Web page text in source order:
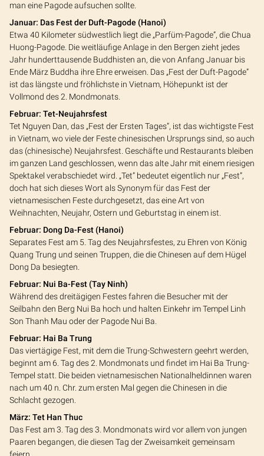
man eine Pagode aufsuchen sollte.
Januar: Das Fest der Duft-Pagode (Hanoi)
Etwa 40 Kilometer südwestlich liegt die „Parfüm-Pagode”, die Chua
Huong-Pagode. Die weitläufige Anlage in den Bergen zieht jedes
Jahr hunderttausende Buddhisten an, die von Anfang Januar bis
Ende März Buddha ihre Ehre erweisen. Das „Fest der Duft-Pagode”
ist das längste und fröhlichste in Vietnam, Höhepunkt ist der
Vollmond des 2. Mondmonats.
Februar: Tet-Neujahrsfest
Tet Nguyen Dan, das „Fest der Ersten Tages”, ist das wichtigste Fest
in Vietnam, wo viele der Feste chinesischen Ursprungs sind, so auch
das (chinesische) Neujahrsfest. Geschäfte und Restaurants bleiben
im ganzen Land geschlossen, wenn das alte Jahr mit einem riesigen
Spektakel verabschiedet wird. „Tet” bedeutet eigentlich nur „Fest”,
doch hat sich dieses Wort als Synonym für das Fest der
vietnamesischen Feste durchgesetzt, das eine Art von
Weihnachten, Neujahr, Ostern und Geburtstag in einem ist.
Februar: Dong Da-Fest (Hanoi)
Separates Fest am 5. Tag des Neujahrsfestes, zu Ehren von König
Quang Trung und seinen Truppen, die die Chinesen auf dem Hügel
Dong Da besiegten.
Februar: Nui Ba-Fest (Tay Ninh)
Während des dreitägigen Festes fahren die Besucher mit der
Seilbahn den Berg Nui Ba hoch und halten Einkehr im Tempel Linh
Son Thanh Mau oder der Pagode Nui Ba.
Februar: Hai Ba Trung
Das viertägige Fest, mit dem die Trung-Schwestern geehrt werden,
beginnt am 6. Tag des 2. Mondmonats und findet im Hai Ba Trung-
Tempel statt. Die beiden vietnamesischen Nationalheldinnen waren
nach um 40 n. Chr. zum ersten Mal gegen die Chinesen in die
Schlacht gezogen.
März: Tet Han Thuc
Das Fest am 3. Tag des 3. Mondmonats wird vor allem von jungen
Paaren begangen, die diesen Tag der Zweisamkeit gemeinsam